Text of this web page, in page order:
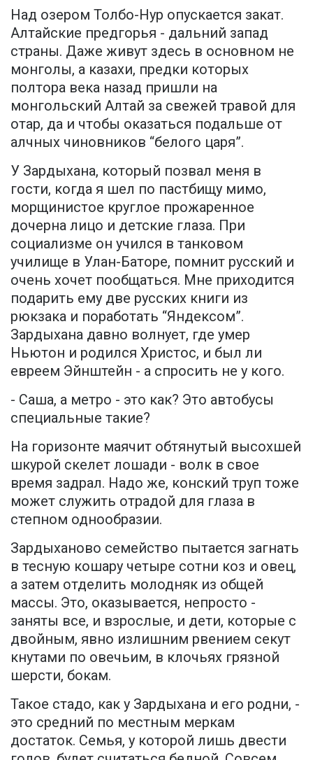
Над озером Толбо-Нур опускается закат.
Алтайские предгорья - дальний запад
страны. Даже живут здесь в основном не
монголы, а казахи, предки которых
полтора века назад пришли на
монгольский Алтай за свежей травой для
отар, да и чтобы оказаться подальше от
алчных чиновников “белого царя”.
У Зардыхана, который позвал меня в
гости, когда я шел по пастбищу мимо,
морщинистое круглое прожаренное
дочерна лицо и детские глаза. При
социализме он учился в танковом
училище в Улан-Баторе, помнит русский и
очень хочет пообщаться. Мне приходится
подарить ему две русских книги из
рюкзака и поработать “Яндексом”.
Зардыхана давно волнует, где умер
Ньютон и родился Христос, и был ли
евреем Эйнштейн - а спросить не у кого.
- Саша, а метро - это как? Это автобусы
специальные такие?
На горизонте маячит обтянутый высохшей
шкурой скелет лошади - волк в свое
время задрал. Надо же, конский труп тоже
может служить отрадой для глаза в
степном однообразии.
Зардыханово семейство пытается загнать
в тесную кошару четыре сотни коз и овец,
а затем отделить молодняк из общей
массы. Это, оказывается, непросто -
заняты все, и взрослые, и дети, которые с
двойным, явно излишним рвением секут
кнутами по овечьим, в клочьях грязной
шерсти, бокам.
Такое стадо, как у Зардыхана и его родни, -
это средний по местным меркам
достаток. Семья, у которой лишь двести